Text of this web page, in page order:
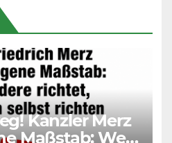
Kanzler Merz
Maßstab: Wer